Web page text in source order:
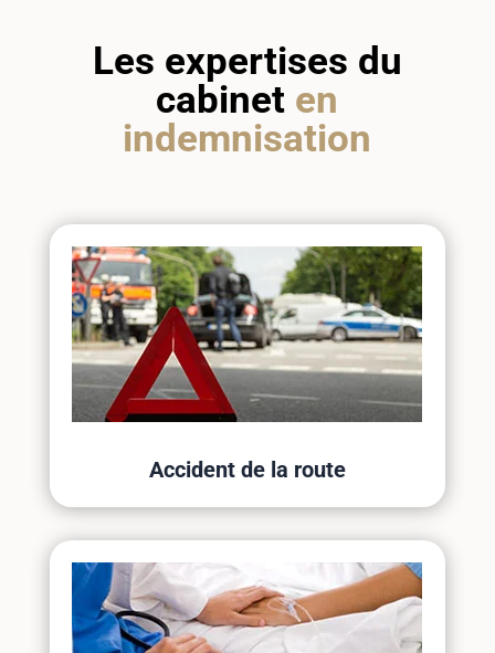
Les expertises du
cabinet en
indemnisation
Accident de la route